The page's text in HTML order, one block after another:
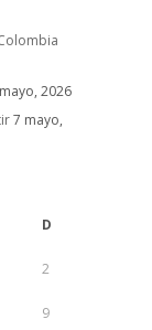
2026
7 mayo,
D
2
9